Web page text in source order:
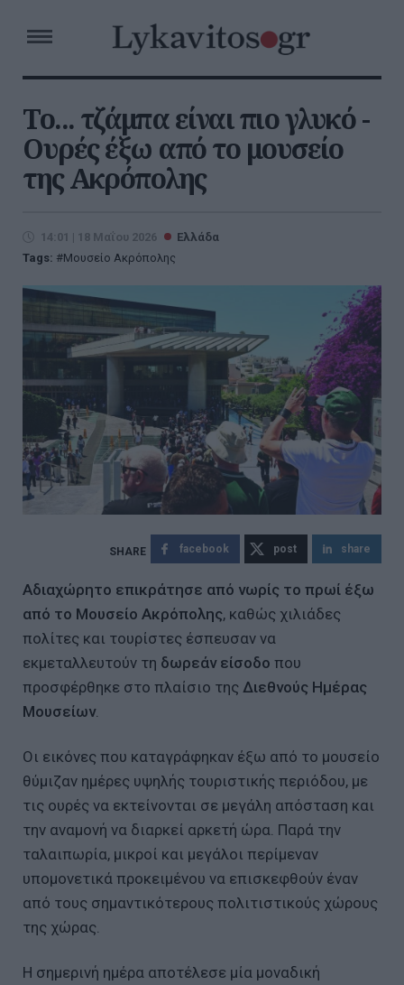
Το... τζάμπα είναι πιο γλυκό -
Ουρές έξω από το μουσείο
της Ακρόπολης
14:01 | 18 Μαΐου 2026
Ελλάδα
Tags:
Μουσείο Ακρόπολης
facebook post share
Αδιαχώρητο επικράτησε από νωρίς το πρωί έξω
από το Μουσείο Ακρόπολης, καθώς χιλιάδες
πολίτες και τουρίστες έσπευσαν να
εκμεταλλευτούν τη δωρεάν είσοδο που
προσφέρθηκε στο πλαίσιο της Διεθνούς Ημέρας
Μουσείων.
Οι εικόνες που καταγράφηκαν έξω από το μουσείο
θύμιζαν ημέρες υψηλής τουριστικής περιόδου, με
τις ουρές να εκτείνονται σε μεγάλη απόσταση και
την αναμονή να διαρκεί αρκετή ώρα. Παρά την
ταλαιπωρία, μικροί και μεγάλοι περίμεναν
υπομονετικά προκειμένου να επισκεφθούν έναν
από τους σημαντικότερους πολιτιστικούς χώρους
της χώρας.
Η σημερινή ημέρα αποτέλεσε μία μοναδική